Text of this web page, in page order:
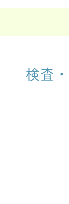
検査